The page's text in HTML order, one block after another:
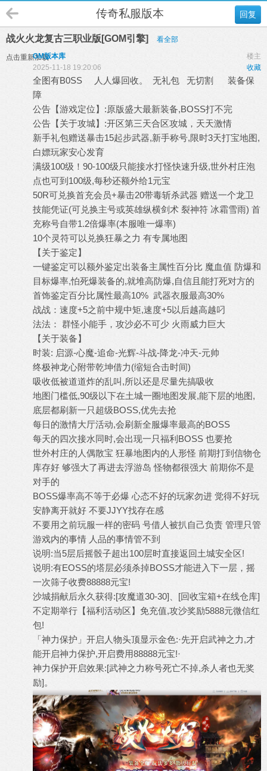
回复
传奇私服版本
战火火龙复古三职业版[GOM引擎] 看全部
点击重新加载 楼主
GM版本库
收藏
2025-11-18 19:20:06
全图有B0SS 人人爆回收。 无礼包 无切割 装备保
障
公告【游戏定位】:原版盛大最新装备,BOSS打不完
公告【关于攻城】:开区第三天合区攻城，天天激情
新手礼包赠送暴击15起步武器,新手称号,限时3天打宝地图,
白嫖玩家安心发育
满级100级！90-100级只能接水打怪快速升级,世外村庄泡
点也可到100级,每秒还额外给1元宝
50R可兑换首充会员+暴击20带毒斩杀武器 赠送一个龙卫
技能凭证(可兑换主号或英雄纵横剑术 裂神符 冰霜雪雨) 首
充称号自带1.2倍爆率(本服唯一爆率)
10个灵符可以兑换狂暴之力 有专属地图
【关于鉴定】
一键鉴定可以额外鉴定出装备主属性百分比 魔血值 防爆和
目标爆率,怕死爆装备的,就堆高防爆,自信且能打死对方的
首饰鉴定百分比属性最高10% 武器衣服最高30%
战战：速度+5之前中规中矩,速度+5以后越高越叼
法法： 群怪小能手，攻沙必不可少 火雨威力巨大
【关于装备】
时装: 启源-心魔-追命-光辉-斗战-降龙-冲天-元帅
终极神龙心附带乾坤借力(缩短合击时间)
吸收低被道道炸的乱叫,所以还是尽量先搞吸收
地图门槛低,90级以下在土城一圈地图发展,能下层的地图,
底层都刷新一只超级BOSS,优先去抢
每日的激情大厅活动,会刷新全服爆率最高的BOSS
每天的四次接水同时,会出现一只福利BOSS 也要抢
世外村庄的人偶散宝 狂暴地图内的人形怪 前期打到信物仓
库存好 够强大了再进去浮游岛 怪物都很强大 前期你不是
对手的
BOSS爆率高不等于必爆 心态不好的玩家勿进 觉得不好玩
安静离开就好 不要JJYY找存在感
不要用之前玩服一样的密码 号借人被扒自己负责 管理只管
游戏内的事情 人品的事情管不到
说明:当5层后摇骰子超出100层时直接返回土城安全区!
说明:有EOSS的塔层必须杀掉BOSS才能进入下一层，摇
一次筛子收费88888元宝!
沙城捐献后永久获得:[攻魔道30-30]、[回收宝箱+在线仓库]
不定期举行【福利活动区】免充值,攻沙奖励5888元微信红
包!
「神力保护」开启人物头顶显示金色:·先开启武神之力,才
能开启神力保护,开启费用88888元宝!·
神力保护开启效果:[武神之力称号死亡不掉,杀人者也无奖
励]。